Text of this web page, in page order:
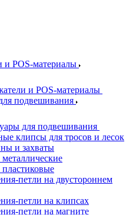
и POS-материалы
и POS-материалы
подвешивания
для подвешивания
клипсы для тросов и лесок
и захваты
петли на двустороннем
петли на клипсах
петли на магните